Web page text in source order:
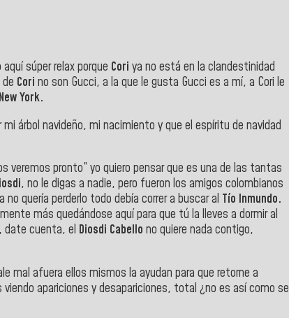
súper relax porque Cori ya no está en la clandestinidad
Cori no son Gucci, a la que le gusta Gucci es a mí, a Cori le
New York.
árbol navideño, mi nacimiento y que el espíritu de navidad
veremos pronto” yo quiero pensar que es una de las tantas
, no le digas a nadie, pero fueron los amigos colombianos
quería perderlo todo debía correr a buscar al Tío Inmundo.
más quedándose aquí para que tú la lleves a dormir al
date cuenta, el Diosdi Cabello no quiere nada contigo,
mal afuera ellos mismos la ayudan para que retorne a
apariciones y desapariciones, total ¿no es así como se